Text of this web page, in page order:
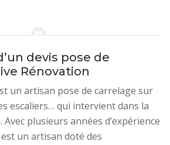
devis pose de
Rénovation
un artisan pose de carrelage sur
escaliers… qui intervient dans la
Avec plusieurs années d’expérience
un artisan doté des